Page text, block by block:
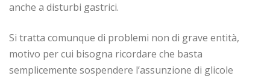
anche a disturbi gastrici.
Si tratta comunque di problemi non di grave entità,
motivo per cui bisogna ricordare che basta
semplicemente sospendere l’assunzione di glicole